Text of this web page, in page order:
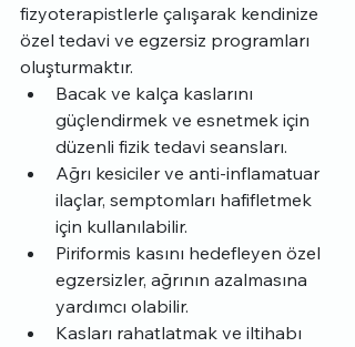
fizyoterapistlerle çalışarak kendinize
özel tedavi ve egzersiz programları
oluşturmaktır.
Bacak ve kalça kaslarını
güçlendirmek ve esnetmek için
düzenli fizik tedavi seansları.
Ağrı kesiciler ve anti-inflamatuar
ilaçlar, semptomları hafifletmek
için kullanılabilir.
Piriformis kasını hedefleyen özel
egzersizler, ağrının azalmasına
yardımcı olabilir.
Kasları rahatlatmak ve iltihabı